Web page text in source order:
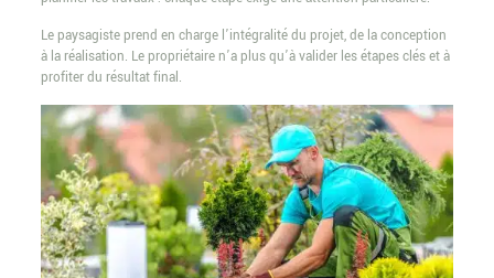
Le paysagiste prend en charge l’intégralité du projet, de la conception
à la réalisation. Le propriétaire n’a plus qu’à valider les étapes clés et à
profiter du résultat final.